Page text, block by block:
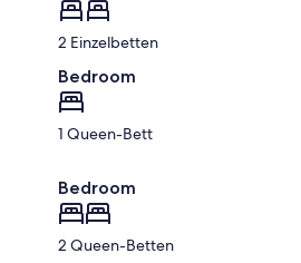
2 Einzelbetten
Bedroom
1 Queen-Bett
Bedroom
2 Queen-Betten